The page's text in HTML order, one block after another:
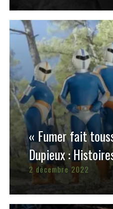
« Fumer fait
Dupieux :
2 décembre 2022